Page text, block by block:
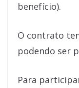
benefício).
O contrato
podendo ser
Para